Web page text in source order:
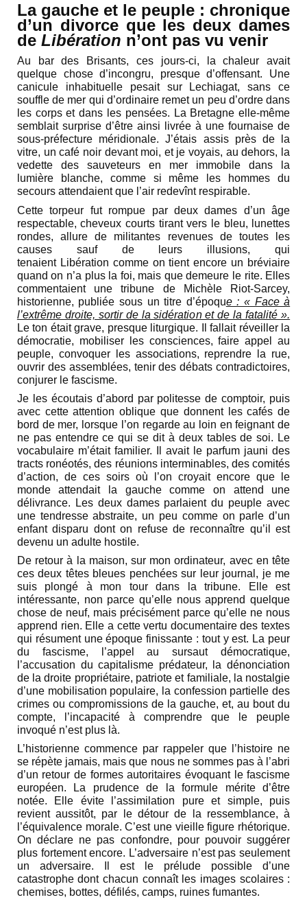
La gauche et le peuple : chronique
d’un divorce que les deux dames
de Libération n’ont pas vu venir
Au bar des Brisants, ces jours-ci, la chaleur avait
quelque chose d’incongru, presque d’offensant. Une
canicule inhabituelle pesait sur Lechiagat, sans ce
souffle de mer qui d’ordinaire remet un peu d’ordre dans
les corps et dans les pensées. La Bretagne elle-même
semblait surprise d’être ainsi livrée à une fournaise de
sous-préfecture méridionale. J’étais assis près de la
vitre, un café noir devant moi, et je voyais, au dehors, la
vedette des sauveteurs en mer immobile dans la
lumière blanche, comme si même les hommes du
secours attendaient que l’air redevînt respirable.
Cette torpeur fut rompue par deux dames d’un âge
respectable, cheveux courts tirant vers le bleu, lunettes
rondes, allure de militantes revenues de toutes les
causes sauf de leurs illusions, qui
tenaient Libération comme on tient encore un bréviaire
quand on n’a plus la foi, mais que demeure le rite. Elles
commentaient une tribune de Michèle Riot-Sarcey,
historienne, publiée sous un titre d’époque : « Face à
l’extrême droite, sortir de la sidération et de la fatalité ».
Le ton était grave, presque liturgique. Il fallait réveiller la
démocratie, mobiliser les consciences, faire appel au
peuple, convoquer les associations, reprendre la rue,
ouvrir des assemblées, tenir des débats contradictoires,
conjurer le fascisme.
Je les écoutais d’abord par politesse de comptoir, puis
avec cette attention oblique que donnent les cafés de
bord de mer, lorsque l’on regarde au loin en feignant de
ne pas entendre ce qui se dit à deux tables de soi. Le
vocabulaire m’était familier. Il avait le parfum jauni des
tracts ronéotés, des réunions interminables, des comités
d’action, de ces soirs où l’on croyait encore que le
monde attendait la gauche comme on attend une
délivrance. Les deux dames parlaient du peuple avec
une tendresse abstraite, un peu comme on parle d’un
enfant disparu dont on refuse de reconnaître qu’il est
devenu un adulte hostile.
De retour à la maison, sur mon ordinateur, avec en tête
ces deux têtes bleues penchées sur leur journal, je me
suis plongé à mon tour dans la tribune. Elle est
intéressante, non parce qu’elle nous apprend quelque
chose de neuf, mais précisément parce qu’elle ne nous
apprend rien. Elle a cette vertu documentaire des textes
qui résument une époque finissante : tout y est. La peur
du fascisme, l’appel au sursaut démocratique,
l’accusation du capitalisme prédateur, la dénonciation
de la droite propriétaire, patriote et familiale, la nostalgie
d’une mobilisation populaire, la confession partielle des
crimes ou compromissions de la gauche, et, au bout du
compte, l’incapacité à comprendre que le peuple
invoqué n’est plus là.
L’historienne commence par rappeler que l’histoire ne
se répète jamais, mais que nous ne sommes pas à l’abri
d’un retour de formes autoritaires évoquant le fascisme
européen. La prudence de la formule mérite d’être
notée. Elle évite l’assimilation pure et simple, puis
revient aussitôt, par le détour de la ressemblance, à
l’équivalence morale. C’est une vieille figure rhétorique.
On déclare ne pas confondre, pour pouvoir suggérer
plus fortement encore. L’adversaire n’est pas seulement
un adversaire. Il est le prélude possible d’une
catastrophe dont chacun connaît les images scolaires :
chemises, bottes, défilés, camps, ruines fumantes.